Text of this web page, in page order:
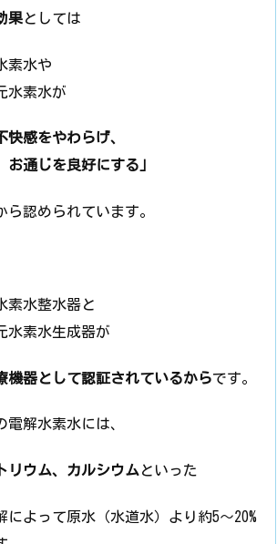
果としては
素水や
水素水が
快感をやわらげ、
お通じを良好にする」
ら認められています。
素水整水器と
水素水生成器が
機器として認証されているからです。
解水素水には、
リウム、カルシウム といった
によって原水（水道水）より約5～20%